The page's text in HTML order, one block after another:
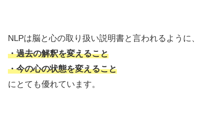
NLPは脳と心の取り扱い説明書と言われるように、
・過去の解釈を変えること
・今の心の状態を変えること
にとても優れています。